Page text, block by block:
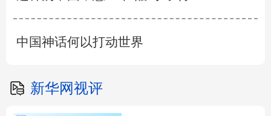
中国神话何以打动世界
新华网视评